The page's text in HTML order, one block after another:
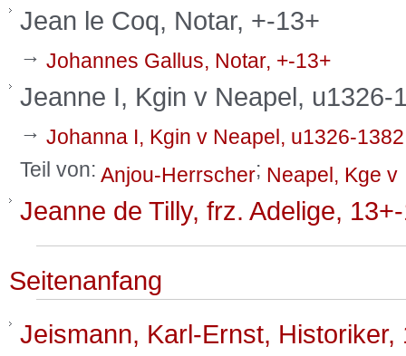
Jean le Coq, Notar, +-13+
→ Johannes Gallus, Notar, +-13+
Jeanne I, Kgin v Neapel, u1326-
→ Johanna I, Kgin v Neapel, u1326-1382
Teil von: Anjou-Herrscher; Neapel, Kge v
Jeanne de Tilly, frz. Adelige,
Seitenanfang
Jeismann, Karl-Ernst, Historiker,